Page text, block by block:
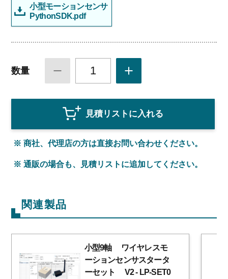
小型モーションセンサ
PythonSDK.pdf
数量 1
見積リストに入れる
※ 商社、代理店の方は直接お問い合わせください。
※ 通販の場合も、見積リストに追加してください。
関連製品
小型9軸
ワイヤレスモ
ーションセンサスタータ
ーセット
V2- LP-SET0